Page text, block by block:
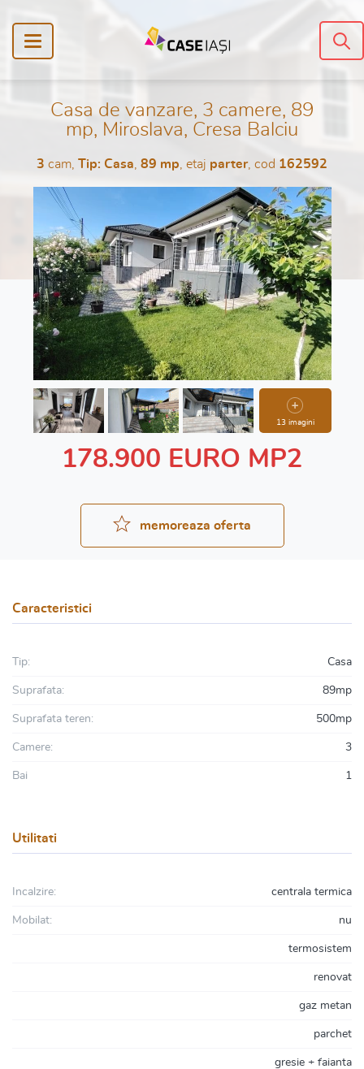
Casa de vanzare, 3 camere, 89
mp, Miroslava, Cresa Balciu
3 cam, Tip: Casa 89 mp , etaj parter, cod 162592
13 imagini
178.900 EURO MP2
memoreaza oferta
Caracteristici
Tip: Casa
Suprafata: 89mp
Suprafata teren: 500mp
Camere: 3
Bai 1
Utilitati
Incalzire: centrala termica
Mobilat: nu
termosistem
renovat
gaz metan
parchet
gresie + faianta